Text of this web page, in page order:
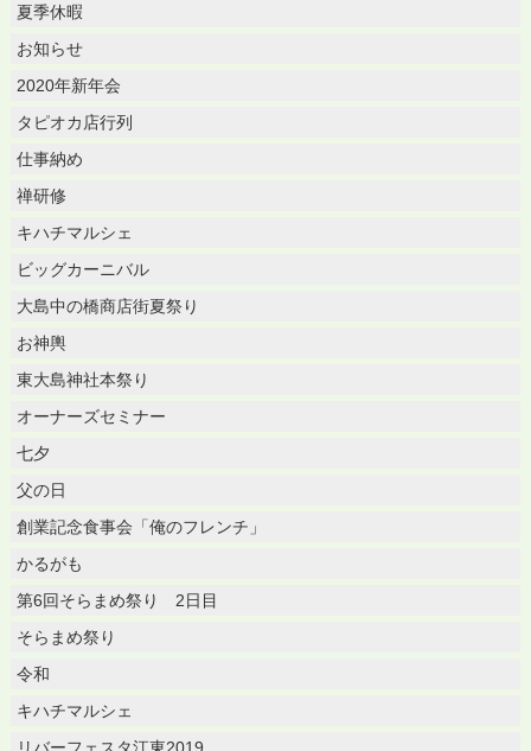
夏季休暇
お知らせ
2020年新年会
タピオカ店行列
仕事納め
禅研修
キハチマルシェ
ビッグカーニバル
大島中の橋商店街夏祭り
お神輿
東大島神社本祭り
オーナーズセミナー
七夕
父の日
創業記念食事会「俺のフレンチ」
かるがも
第6回そらまめ祭り 2日目
そらまめ祭り
令和
キハチマルシェ
リバーフェスタ江東2019